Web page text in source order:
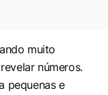
muito
números.
pequenas e